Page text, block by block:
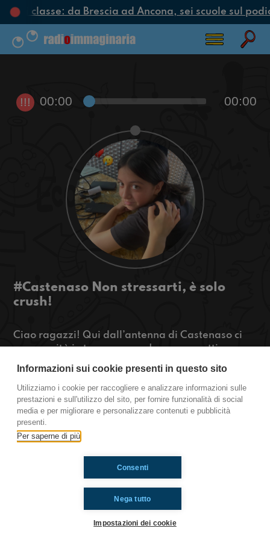
di classe: da Brescia ad Ancona, sei scuole sul
!!! 00:00 00:00
#Castenaso Non stressarti, è solo
crush!
Ciao ragazzi! Qui dall’antenna di Castenaso ci
sono novità in tema amore. La scorsa settimana
c’è stato un grande colpo di scena: è arrivato
crush 2 che sembra aver avuto la meglio. Volete
scoprire di più? Ascoltate qui!
Castenaso
Ti è piaciuto? Condividilo!
Informazioni sui cookie presenti in questo sito
Utilizziamo i cookie per raccogliere e analizzare informazioni sulle
prestazioni e sull'utilizzo del sito, per fornire funzionalità di social
media e per migliorare e personalizzare contenuti e pubblicità
presenti.
Per saperne di più
Nega tutto
Consenti
Impostazioni dei cookie